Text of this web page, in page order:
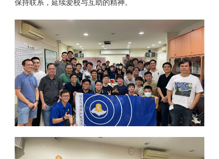
保持联系，延续爱校与互助的精神。